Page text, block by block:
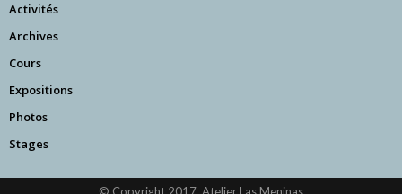
Activités
Archives
Cours
Expositions
Photos
Stages